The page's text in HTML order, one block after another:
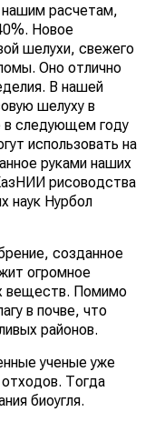
расчетам,
Новое
шелухи, свежего
Оно отлично
В нашей
шелуху в
в следующем году
использовать на
руками наших
рисоводства
наук Нурбол
созданное
огромное
веществ. Помимо
в почве, что
районов.
ученые уже
Тогда
биоугля.